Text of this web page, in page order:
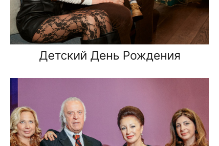
Детский День Рождения